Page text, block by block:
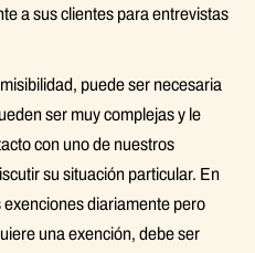
a sus clientes para entrevistas
puede ser necesaria
ser muy complejas y le
con uno de nuestros
su situación particular. En
diariamente pero
una exención, debe ser